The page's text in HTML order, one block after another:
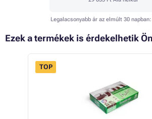
Legalacsonyabb ár az elmúlt 30 napban:
Ezek a termékek is érdekelhetik
TOP